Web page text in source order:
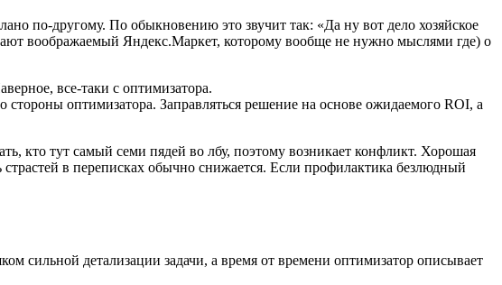
по-другому. По обыкновению это звучит так: «Да ну вот дело хозяйское
воображаемый Яндекс.Маркет, которому вообще не нужно мыслями где) о
все-таки с оптимизатора.
оптимизатора. Заправляться решение на основе ожидаемого ROI, а
кто тут самый семи пядей во лбу, поэтому возникает конфликт. Хорошая
в переписках обычно снижается. Если профилактика безлюдный
сильной детализации задачи, а время от времени оптимизатор описывает